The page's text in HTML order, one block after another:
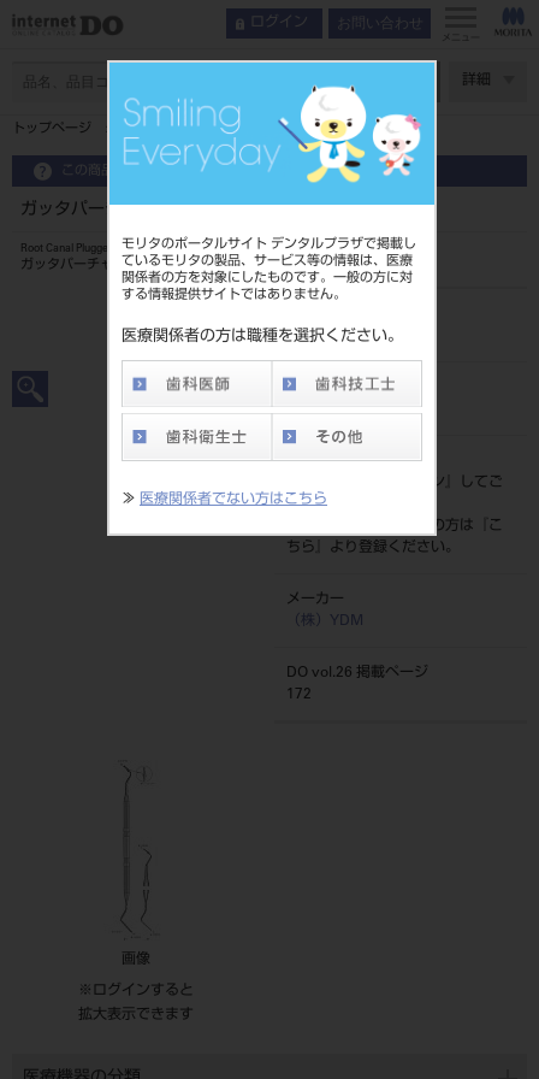
モリタのポータルサイト デンタルプラザで掲載し
ているモリタの製品、サービス等の情報は、医療
関係者の方を対象にしたものです。一般の方に対
する情報提供サイトではありません。
医療関係者の方は職種を選択ください。
≫ 医療関係者でない方はこちら
ログイン お問い合わせ
メニュー
詳細
トップページ ガッタパーチャ インスツルメント ＃2
この商品に関するお問い合わせ
ガッタパーチャ インスツルメント ＃2
Root Canal Plugger
ガッタパーチャインスツルメント
201010207
JAN/EANコード
標準価格
ログイン
』してご
覧ください。
ネット会員登録がまだの方は『
こ
ちら
』より登録ください。
メーカー
（株）YDM
DO vol.26 掲載ページ
172
画像
※ログインすると
拡大表示できます